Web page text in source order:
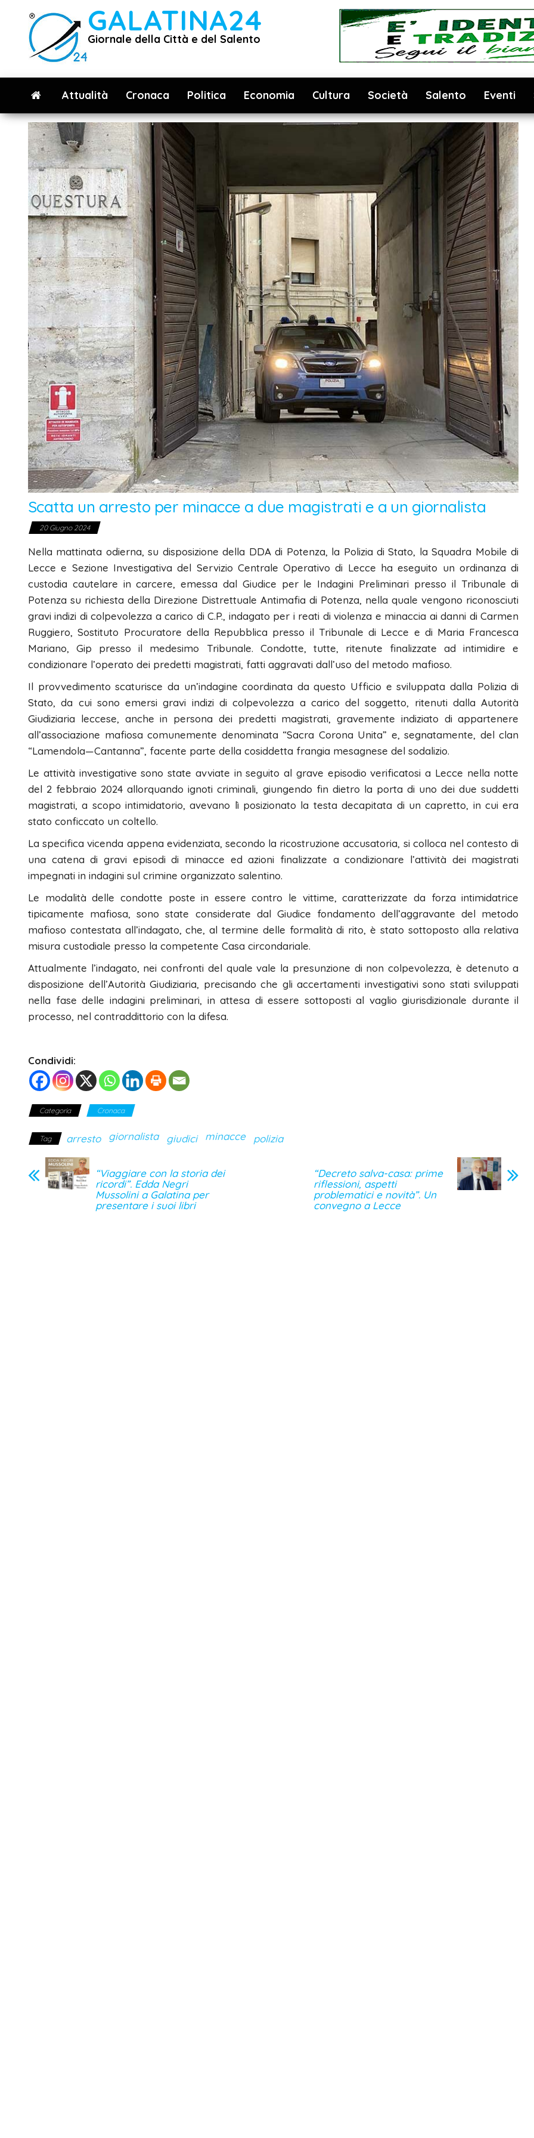
contenuto
GALATINA24
Giornale della Città e del Salento
Attualità Cronaca Politica Economia Cultura Società Salento Eventi
Scatta un arresto per minacce a due magistrati e a un giornalista
20 Giugno 2024
Nella mattinata odierna, su disposizione della DDA di Potenza, la Polizia di Stato, la Squadra Mobile di
Lecce e Sezione Investigativa del Servizio Centrale Operativo di Lecce ha eseguito un ordinanza di
custodia cautelare in carcere, emessa dal Giudice per le Indagini Preliminari presso il Tribunale di
Potenza su richiesta della Direzione Distrettuale Antimafia di Potenza, nella quale vengono riconosciuti
gravi indizi di colpevolezza a carico di C.P., indagato per i reati di violenza e minaccia ai danni di Carmen
Ruggiero, Sostituto Procuratore della Repubblica presso il Tribunale di Lecce e di Maria Francesca
Mariano, Gip presso il medesimo Tribunale. Condotte, tutte, ritenute finalizzate ad intimidire e
condizionare l’operato dei predetti magistrati, fatti aggravati dall’uso del metodo mafioso.
Il provvedimento scaturisce da un’indagine coordinata da questo Ufficio e sviluppata dalla Polizia di
Stato, da cui sono emersi gravi indizi di colpevolezza a carico del soggetto, ritenuti dalla Autorità
Giudiziaria leccese, anche in persona dei predetti magistrati, gravemente indiziato di appartenere
all’associazione mafiosa comunemente denominata “Sacra Corona Unita” e, segnatamente, del clan
“Lamendola—Cantanna”, facente parte della cosiddetta frangia mesagnese del sodalizio.
Le attività investigative sono state avviate in seguito al grave episodio verificatosi a Lecce nella notte
del 2 febbraio 2024 allorquando ignoti criminali, giungendo fin dietro la porta di uno dei due suddetti
magistrati, a scopo intimidatorio, avevano lì posizionato la testa decapitata di un capretto, in cui era
stato conficcato un coltello.
La specifica vicenda appena evidenziata, secondo la ricostruzione accusatoria, si colloca nel contesto di
una catena di gravi episodi di minacce ed azioni finalizzate a condizionare l’attività dei magistrati
impegnati in indagini sul crimine organizzato salentino.
Le modalità delle condotte poste in essere contro le vittime, caratterizzate da forza intimidatrice
tipicamente mafiosa, sono state considerate dal Giudice fondamento dell’aggravante del metodo
mafioso contestata all’indagato, che, al termine delle formalità di rito, è stato sottoposto alla relativa
misura custodiale presso la competente Casa circondariale.
Attualmente l’indagato, nei confronti del quale vale la presunzione di non colpevolezza, è detenuto a
disposizione dell’Autorità Giudiziaria, precisando che gli accertamenti investigativi sono stati sviluppati
nella fase delle indagini preliminari, in attesa di essere sottoposti al vaglio giurisdizionale durante il
processo, nel contraddittorio con la difesa.
Condividi:
Categoria Cronaca
Tag arresto giornalista giudici minacce polizia
“Viaggiare con la storia dei
ricordi”. Edda Negri
Mussolini a Galatina per
presentare i suoi libri
“Decreto salva-casa: prime
riflessioni, aspetti
problematici e novità”. Un
convegno a Lecce